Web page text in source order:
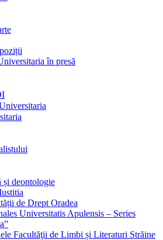
în presă
și deontologie
de Drept Oradea
Universitatis Apulensis – Series
Facultăţii de Limbi și Literaturi Străine